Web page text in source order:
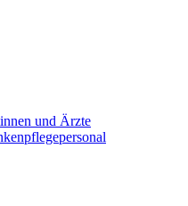
und Ärzte